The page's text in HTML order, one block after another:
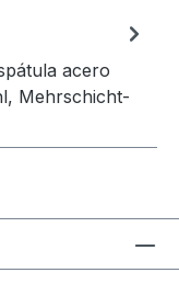
acero
Mehrschicht-